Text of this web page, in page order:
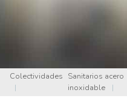
Colectividades
|
Sanitarios acero
inoxidable
|